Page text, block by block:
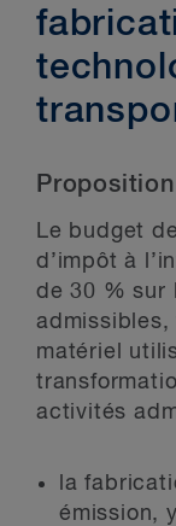
Proposition
Le budget
d’impôt à
de 30 % sur
admissibles,
matériel
activités
la
émission,